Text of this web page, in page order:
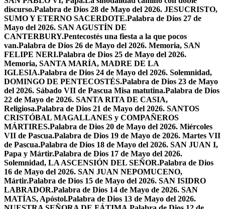
discurso.Palabra de Dios 28 de Mayo del 2026. JESUCRISTO,
SUMO Y ETERNO SACERDOTE.Palabra de Dios 27 de
Mayo del 2026. SAN AGUSTÍN DE
CANTERBURY.Pentecostés una fiesta a la que pocos
van.Palabra de Dios 26 de Mayo del 2026. Memoria, SAN
FELIPE NERI.Palabra de Dios 25 de Mayo del 2026.
Memoria, SANTA MARÍA, MADRE DE LA
IGLESIA.Palabra de Dios 24 de Mayo del 2026. Solemnidad,
DOMINGO DE PENTECOSTÉS.Palabra de Dios 23 de Mayo
del 2026. Sábado VII de Pascua Misa matutina.Palabra de Dios
22 de Mayo de 2026. SANTA RITA DE CASIA,
Religiosa.Palabra de Dios 21 de Mayo del 2026. SANTOS
CRISTÓBAL MAGALLANES y COMPAÑEROS
MÁRTIRES.Palabra de Dios 20 de Mayo del 2026. Miércoles
VII de Pascua.Palabra de Dios 19 de Mayo de 2026. Martes VII
de Pascua.Palabra de Dios 18 de Mayo del 2026. SAN JUAN I,
Papa y Mártir.Palabra de Dios 17 de Mayo del 2026.
Solemnidad, LA ASCENSIÓN DEL SEÑOR.Palabra de Dios
16 de Mayo del 2026. SAN JUAN NEPOMUCENO,
Mártir.Palabra de Dios 15 de Mayo del 2026. SAN ISIDRO
LABRADOR.Palabra de Dios 14 de Mayo de 2026. SAN
MATÍAS, Apóstol.Palabra de Dios 13 de Mayo del 2026.